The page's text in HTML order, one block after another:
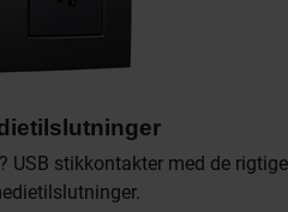
USB stikkontakter med de rigtige